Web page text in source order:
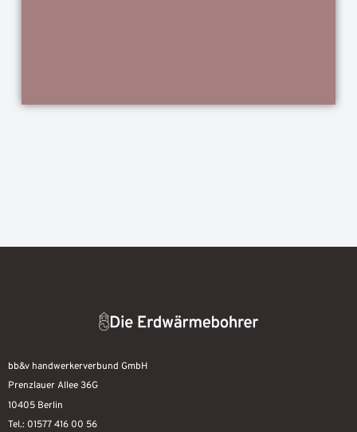
bb&v handwerkerverbund GmbH
Prenzlauer Allee 36G
10405 Berlin
Tel.: 01577 416 00 56